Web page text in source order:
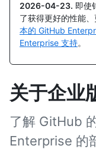
2026-04-23. 即使
了获得更好的性能
本的 GitHub
Enterprise 支持。
关于企业
了解 GitHub
Enterprise 的